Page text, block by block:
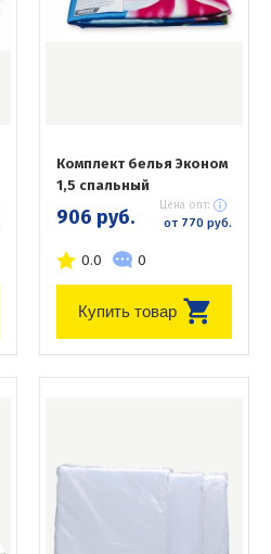
Комплект белья Эконом
1,5 спальный
906 руб. Цена опт:
от 770 руб.
0.0 0
Купить товар